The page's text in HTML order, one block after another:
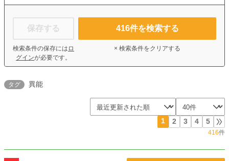
保存する
検索条件の保存には ロ
グインが必要です。
416件を検索する
× 検索条件をクリアする
タグ 異能
1 2 3 4 5
416件